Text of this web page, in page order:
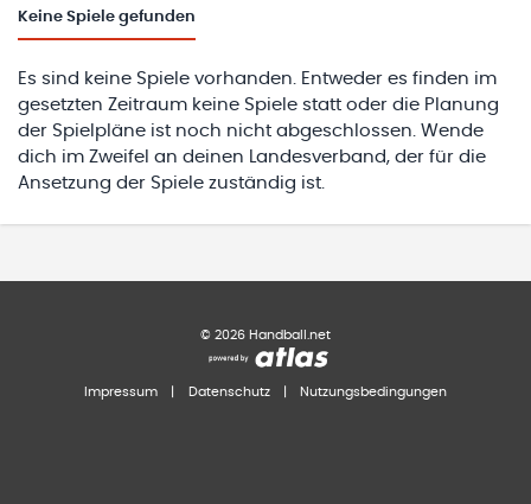
Keine Spiele gefunden
Es sind keine Spiele vorhanden. Entweder es finden im
gesetzten Zeitraum keine Spiele statt oder die Planung
der Spielpläne ist noch nicht abgeschlossen. Wende
dich im Zweifel an deinen Landesverband, der für die
Ansetzung der Spiele zuständig ist.
© 2026 Handball.net
Impressum Datenschutz Nutzungsbedingungen